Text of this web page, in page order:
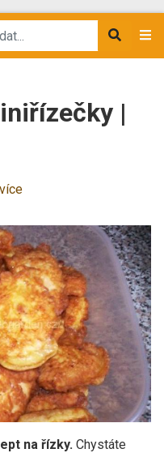
|
na řízky. Chystáte